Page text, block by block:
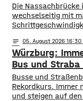
Die
wechselseitig mit
Landratsamt am
Hintergrund ist das
kurzfristigen
deutlich
notes 05. August 2026 16:30
Würzburg:
Bus und Straba
​​Busse und
Rekordkurs. Immer
und steigen auf